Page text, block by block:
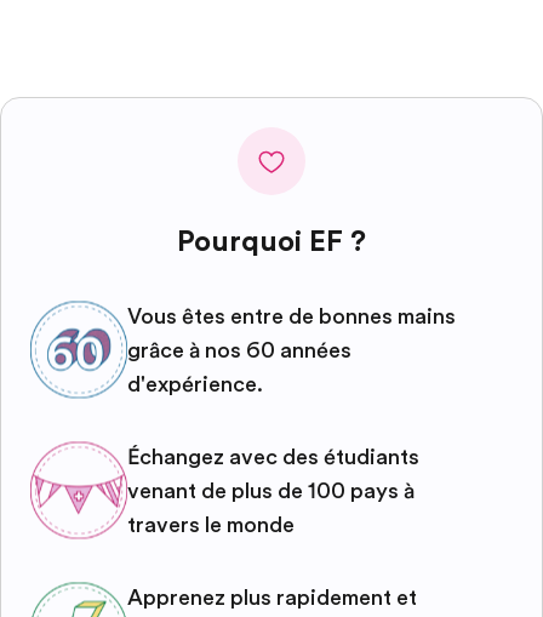
Pourquoi EF ?
Vous êtes entre de bonnes mains
grâce à nos 60 années
d'expérience.
Échangez avec des étudiants
venant de plus de 100 pays à
travers le monde
Apprenez plus rapidement et